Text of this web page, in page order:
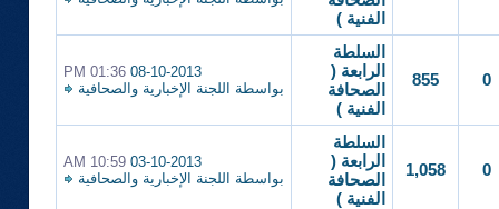
الفنية )
0
855
السلطة
الرابعة (
الصحافة
الفنية )
08-10-2013
01:36 PM
بواسطة اللجنة الإخبارية والصحافية
0
1,058
السلطة
الرابعة (
الصحافة
الفنية )
03-10-2013
10:59 AM
بواسطة اللجنة الإخبارية والصحافية